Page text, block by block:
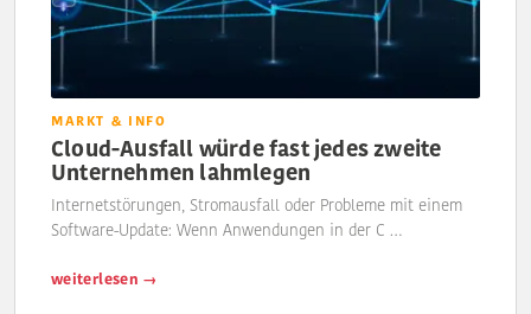
MARKT & INFO
Cloud-Ausfall würde fast jedes zweite
Unternehmen lahmlegen
Internetstörungen, Stromausfall oder Probleme mit einem
Software-Update: Wenn Anwendungen in der C …
weiterlesen →